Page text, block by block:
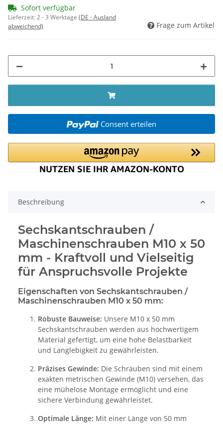
Sofort verfügbar
Lieferzeit:2 - 3 Werktage (DE - Ausland
abweichend)
Frage zum Artikel
Consent erteilen
Beschreibung
Sechskantschrauben /
Maschinenschrauben M10 x 50
mm - Kraftvoll und Vielseitig
für Anspruchsvolle Projekte
Eigenschaften von Sechskantschrauben /
Maschinenschrauben M10 x 50 mm:
Robuste Bauweise: Unsere M10 x 50 mm
Sechskantschrauben werden aus hochwertigem
Material gefertigt, um eine hohe Belastbarkeit
und Langlebigkeit zu gewährleisten.
Präzises Gewinde: Die Schrauben sind mit einem
exakten metrischen Gewinde (M10) versehen, das
eine mühelose Montage ermöglicht und eine
sichere Verbindung gewährleistet.
Optimale Länge: Mit einer Länge von 50 mm